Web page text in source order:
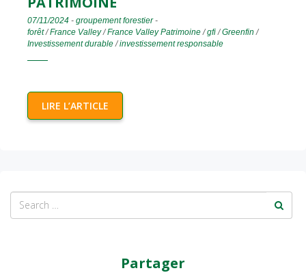
07/11/2024 - groupement forestier-
forêt/France Valley/France Valley Patrimoine/gfi/Greenfin /
Investissement durable/investissement responsable
LIRE L’ARTICLE
Partager